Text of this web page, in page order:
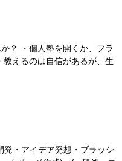
？ ・個人塾を開くか、フラ
えるのは自信があるが、生
・アイデア発想・ブラッシ